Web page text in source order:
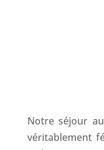
Notre séjour
véritablement